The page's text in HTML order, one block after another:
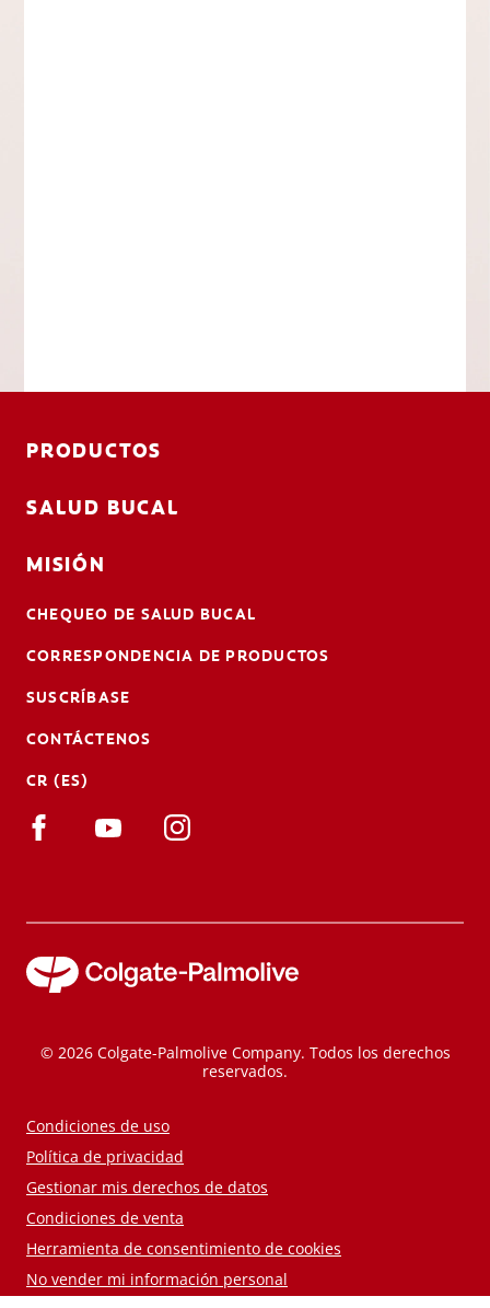
PRODUCTOS
SALUD BUCAL
MISIÓN
CHEQUEO DE SALUD BUCAL
CORRESPONDENCIA DE PRODUCTOS
SUSCRÍBASE
CONTÁCTENOS
CR (ES)
© 2026 Colgate-Palmolive Company. Todos los derechos
reservados.
Condiciones de uso
Política de privacidad
Gestionar mis derechos de datos
Condiciones de venta
Herramienta de consentimiento de cookies
No vender mi información personal